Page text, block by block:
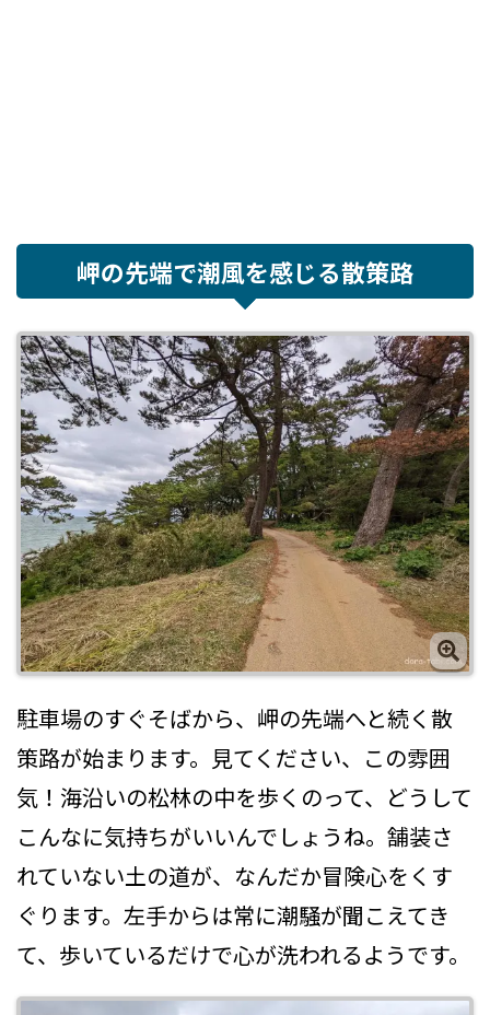
岬の先端で潮風を感じる散策路
駐車場のすぐそばから、岬の先端へと続く散
策路が始まります。見てください、この雰囲
気！海沿いの松林の中を歩くのって、どうして
こんなに気持ちがいいんでしょうね。舗装さ
れていない土の道が、なんだか冒険心をくす
ぐります。左手からは常に潮騒が聞こえてき
て、歩いているだけで心が洗われるようです。